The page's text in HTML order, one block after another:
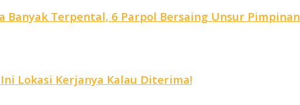
Banyak Terpental, 6 Parpol Bersaing Unsur Pimpinan
Lokasi Kerjanya Kalau Diterima!